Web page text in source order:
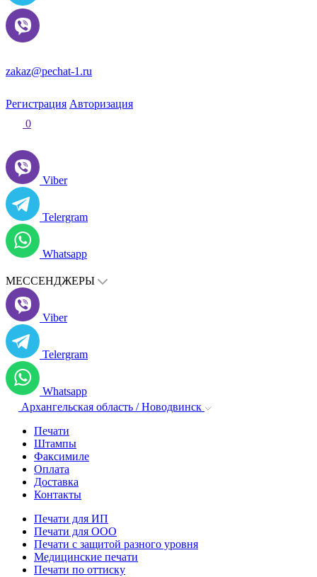
zakaz@pechat-1.ru
Регистрация Авторизация
0
Viber
Telergram
Whatsapp
МЕССЕНДЖЕРЫ
Viber
Telergram
Whatsapp
Архангельская область / Новодвинск
Печати
Штампы
Факсимиле
Оплата
Доставка
Контакты
Печати для ИП
Печати для ООО
Печати с защитой разного уровня
Медицинские печати
Печати по оттиску